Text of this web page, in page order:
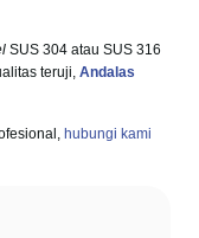
SUS 304 atau SUS 316
teruji, Andalas
hubungi kami